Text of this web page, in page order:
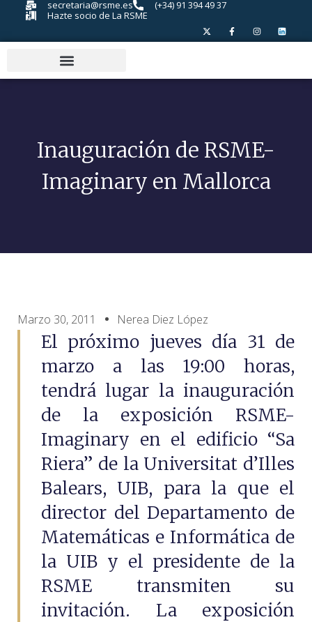
secretaria@rsme.es
(+34) 91 394 49 37
Hazte socio de La RSME
Inauguración de RSME-
Imaginary en Mallorca
Marzo 30, 2011 Nerea Diez López
El próximo jueves día 31 de
marzo a las 19:00 horas,
tendrá lugar la inauguración
de la exposición RSME-
Imaginary en el edificio “Sa
Riera” de la Universitat d’Illes
Balears, UIB, para la que el
director del Departamento de
Matemáticas e Informática de
la UIB y el presidente de la
RSME transmiten su
invitación. La exposición